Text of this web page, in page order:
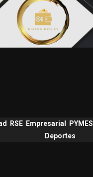
RSE Empresarial PYMES
Deportes